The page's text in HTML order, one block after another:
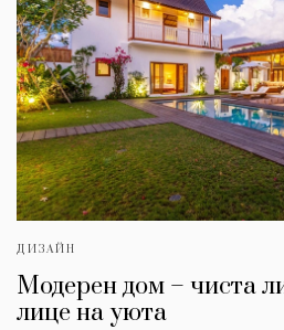
ДИЗАЙН
Модерен дом – чиста
лице на уюта